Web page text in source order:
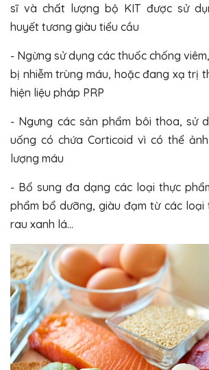
sĩ và chất lượng bộ KIT được sử
huyết tương giàu tiểu cầu
- Ngừng sử dụng các thuốc chống
bị nhiễm trùng máu, hoặc đang xạ trị
hiện liệu pháp PRP
- Ngưng các sản phẩm bôi thoa, sử
uống có chứa Corticoid vì có thể
lượng máu
- Bổ sung đa dạng các loại thực
phẩm bổ dưỡng, giàu đạm từ các loại
rau xanh lá…